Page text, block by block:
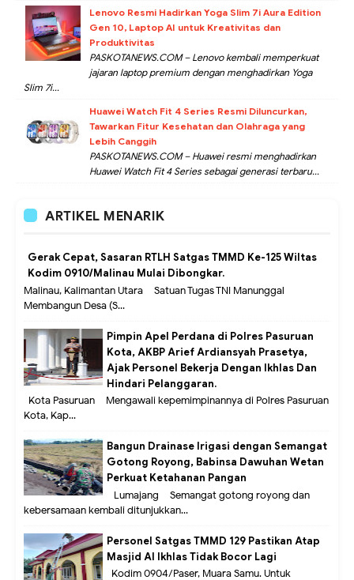
Lenovo Resmi Hadirkan Yoga Slim 7i Aura Edition
Gen 10, Laptop AI untuk Kreativitas dan
Produktivitas
PASKOTANEWS.COM – Lenovo kembali memperkuat
jajaran laptop premium dengan menghadirkan Yoga
Slim 7i...
Huawei Watch Fit 4 Series Resmi Diluncurkan,
Tawarkan Fitur Kesehatan dan Olahraga yang
Lebih Canggih
PASKOTANEWS.COM – Huawei resmi menghadirkan
Huawei Watch Fit 4 Series sebagai generasi terbaru...
ARTIKEL MENARIK
Gerak Cepat, Sasaran RTLH Satgas TMMD Ke-125 Wiltas
Kodim 0910/Malinau Mulai Dibongkar.
Malinau, Kalimantan Utara – Satuan Tugas TNI Manunggal
Membangun Desa (S...
Pimpin Apel Perdana di Polres Pasuruan
Kota, AKBP Arief Ardiansyah Prasetya,
Ajak Personel Bekerja Dengan Ikhlas Dan
Hindari Pelanggaran.
Kota Pasuruan – Mengawali kepemimpinannya di Polres Pasuruan
Kota, Kap...
Bangun Drainase Irigasi dengan Semangat
Gotong Royong, Babinsa Dawuhan Wetan
Perkuat Ketahanan Pangan
Lumajang – Semangat gotong royong dan
kebersamaan kembali ditunjukkan...
Personel Satgas TMMD 129 Pastikan Atap
Masjid Al Ikhlas Tidak Bocor Lagi
Kodim 0904/Paser, Muara Samu. Untuk